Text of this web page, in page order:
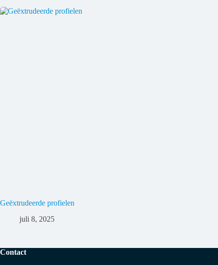
Geëxtrudeerde profielen
juli 8, 2025
Contact